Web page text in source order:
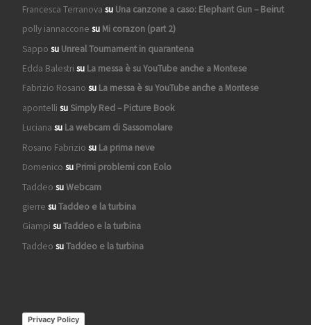
Francesca Terranova su Una canzone a caso: Elephant Gun – Beirut
polly iannaccone su Mi corazon (part 2)
Sappo su Unreal Tournament in quarantena
Edda Balestri su La messa è su YouTube anche a Montese
Fabrizio Rosano su La messa è su YouTube anche a Montese
apontelli suSimply Red – Picture Book
Luciana su La webcam di Sassomolare
Rosano Fabrizio su La prima neve
Domenico su Primi problemi con Eolo
Taddeo suWebcam
gierre suTaddeo e la turbina
Giampi suTaddeo e la turbina
Taddeo suTaddeo e la turbina
Privacy Policy